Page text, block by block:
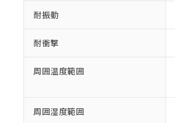
耐振動
耐衝撃
周囲温度範囲
周囲湿度範囲